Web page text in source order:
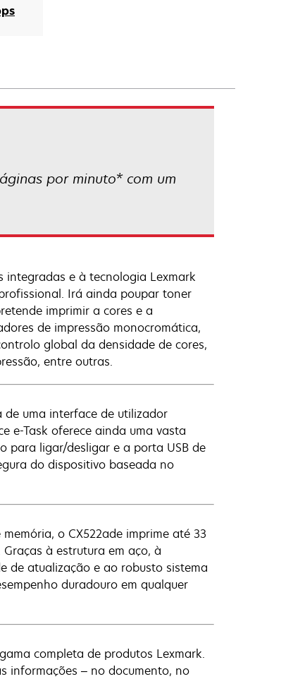
por minuto* com um
integradas e à tecnologia Lexmark
Irá ainda poupar toner
imprimir a cores e a
de impressão monocromática,
global da densidade de cores,
entre outras.
uma interface de utilizador
e-Task oferece ainda uma vasta
para ligar/desligar e a porta USB de
do dispositivo baseada no
o CX522ade imprime até 33
à estrutura em aço, à
de atualização e ao robusto sistema
duradouro em qualquer
completa de produtos Lexmark.
informações – no documento, no